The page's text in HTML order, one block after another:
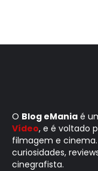
O Blog eMania é
Vídeo, e é voltado
filmagem e
curiosidades,
cinegrafista.